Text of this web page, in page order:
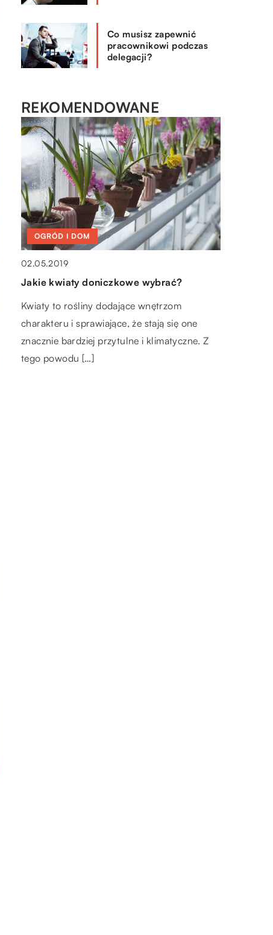
Co musisz zapewnić
pracownikowi podczas
delegacji?
REKOMENDOWANE
OGRÓD I DOM
18.08.2022
Jak zabrać się do projektu wnętrz
naszego domu?
Zacznijmy od zdefiniowania, czym jest
projektowanie wnętrz. Jest to sztuka
planowania, projektowania i zarządzania
OGRÓD I DOM
02.05.2019
Jakie kwiaty doniczkowe wybrać?
Kwiaty to rośliny dodające wnętrzom
charakteru i sprawiające, że stają się one
znacznie bardziej przytulne i klimatyczne. Z
tego powodu […]
LAJFSTAJL
19.05.2020
Modele butów Adidasów na lato 2020
Lato 2020 zbliża się wielkimi krokami, a wraz
z nim pytanie: jakie obuwie wybrać? Co
ciekawe, wakacyjną porą modne są […]